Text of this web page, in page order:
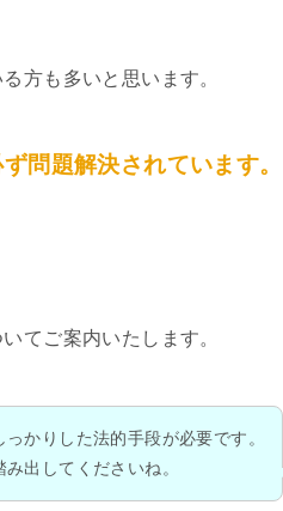
方も多いと思います。
問題解決されています。
てご案内いたします。
かりした法的手段が必要です。
出してくださいね。